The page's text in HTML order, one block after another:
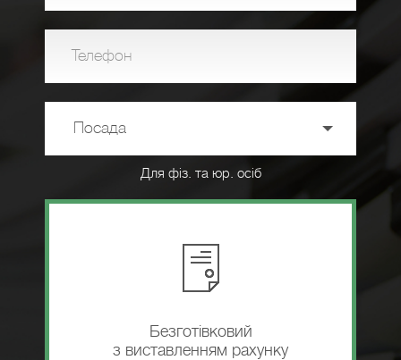
Телефон
Посада
Для фіз. та юр. осіб
Безготівковий
з виставленням рахунку